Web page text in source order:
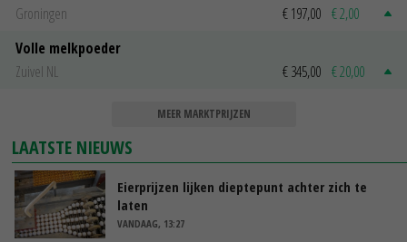
Groningen
€ 197,00 € 2,00
Volle melkpoeder
Zuivel NL
€ 345,00 € 20,00
MEER MARKTPRIJZEN
LAATSTE NIEUWS
Eierprijzen lijken dieptepunt achter zich te
laten
VANDAAG, 13:27